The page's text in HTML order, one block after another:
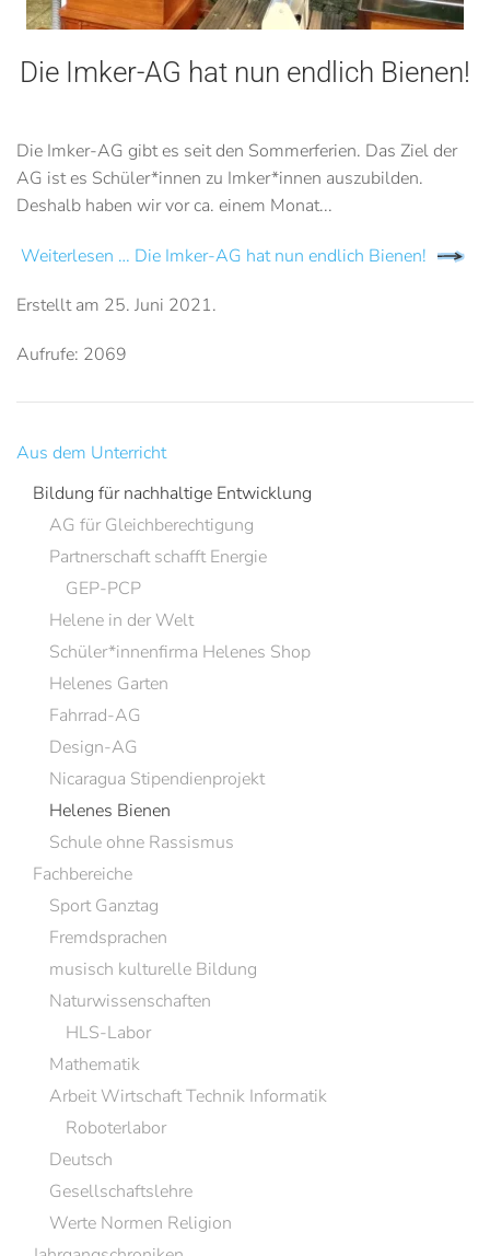
Die Imker-AG hat nun endlich Bienen!
Die Imker-AG gibt es seit den Sommerferien. Das Ziel der
AG ist es Schüler*innen zu Imker*innen auszubilden.
Deshalb haben wir vor ca. einem Monat...
Weiterlesen … Die Imker-AG hat nun endlich Bienen!
Erstellt am 25. Juni 2021.
Aufrufe: 2069
Aus dem Unterricht
Bildung für nachhaltige Entwicklung
AG für Gleichberechtigung
Partnerschaft schafft Energie
GEP-PCP
Helene in der Welt
Schüler*innenfirma Helenes Shop
Helenes Garten
Fahrrad-AG
Design-AG
Nicaragua Stipendienprojekt
Helenes Bienen
Schule ohne Rassismus
Fachbereiche
Sport Ganztag
Fremdsprachen
musisch kulturelle Bildung
Naturwissenschaften
HLS-Labor
Mathematik
Arbeit Wirtschaft Technik Informatik
Roboterlabor
Deutsch
Gesellschaftslehre
Werte Normen Religion